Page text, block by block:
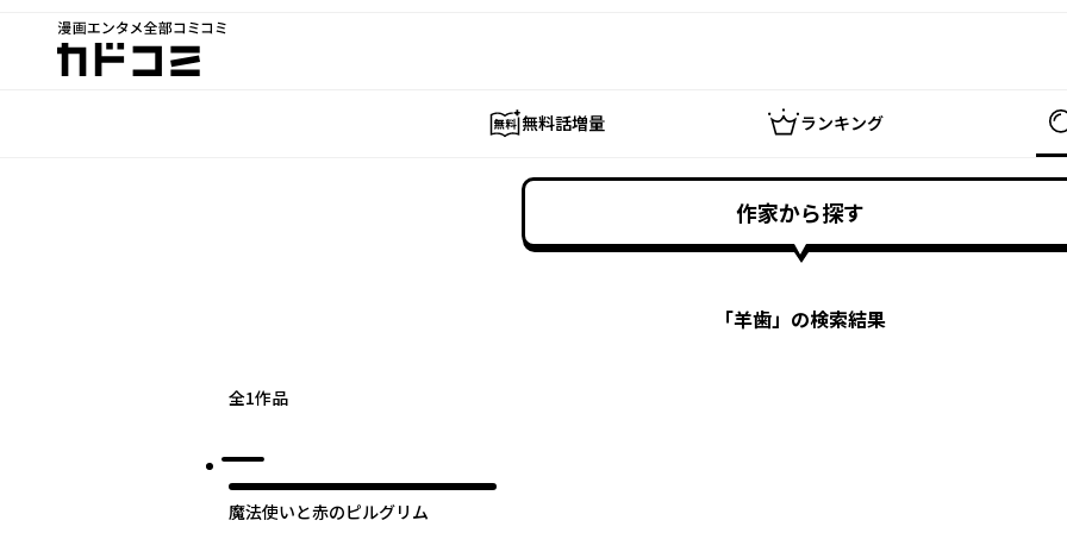
漫画エンタメ全部コミコミ
カドコミ
無料話増量 ランキング
作家から探す
「羊歯」の検索結果
全1作品
魔法使いと赤のピルグリム